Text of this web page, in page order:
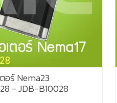
อร์ Nema23
- JDB-B10028